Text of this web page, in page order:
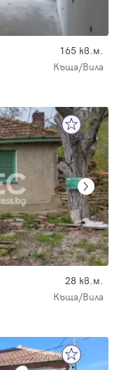
165 кв.м.
Къща/Вила
28 кв.м.
Къща/Вила